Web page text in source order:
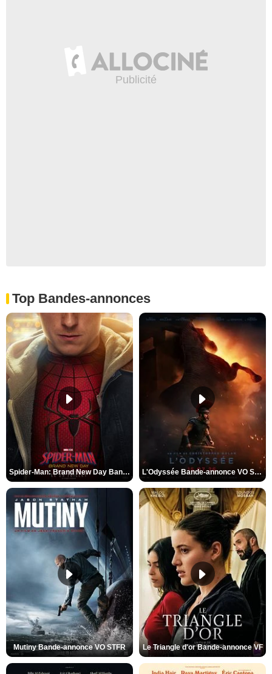
Top Bandes-annonces
Spider-Man: Brand New Day Bande-annonce VO STFR L'Odyssée Bande-annonce VO STFR
Mutiny Bande-annonce VO STFR Le Triangle d'or Bande-annonce VF